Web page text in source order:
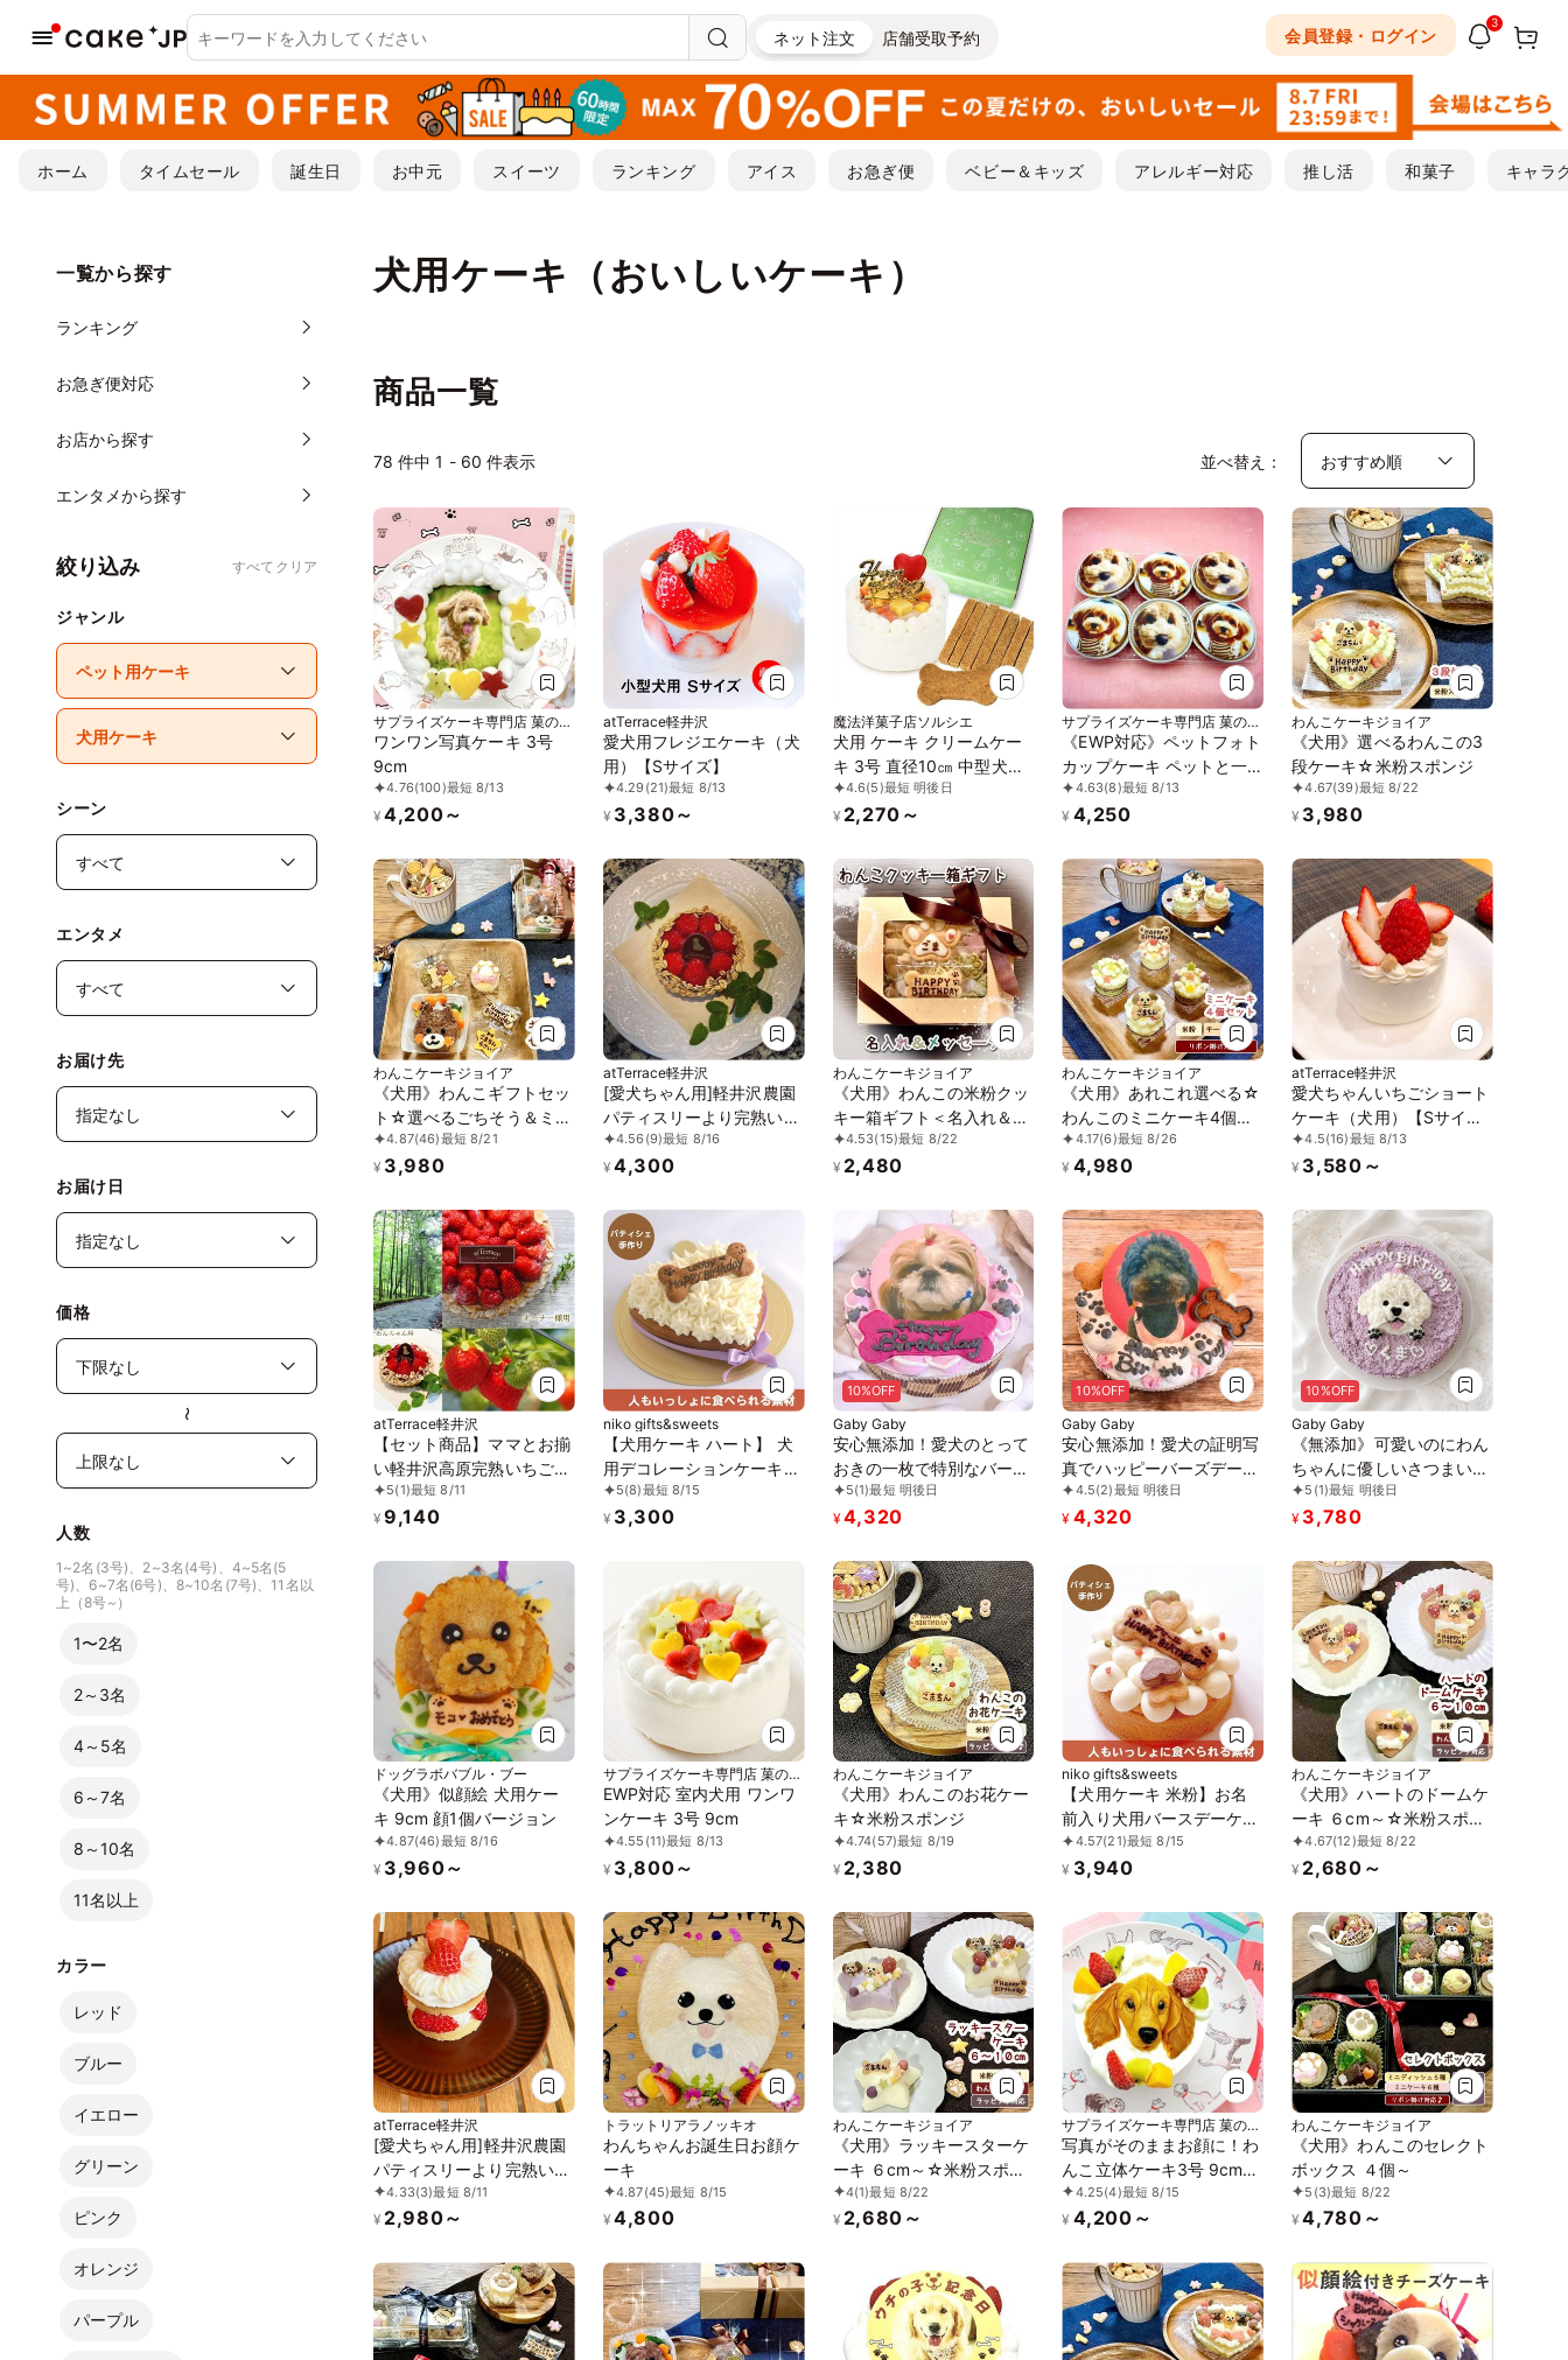
ネット注文 店舗受取予約 会員登録・ログイン
3
ホーム タイムセール 誕生日 お中元 スイーツ ランキング アイス お急ぎ便 ベビー＆キッズ アレルギー対応 推し活 和菓子 キャラ
犬用ケーキ（おいしいケーキ）
一覧から探す
ランキング
お急ぎ便対応
お店から探す
エンタメから探す
絞り込み すべてクリア
ジャンル
シーン
エンタメ
お届け先
お届け日
価格
〜
人数
1~2名(3号)、2~3名(4号)、4~5名(5
号)、6~7名(6号)、8~10名(7号)、11名以
上（8号~）
1〜2名
2～3名
4～5名
6～7名
8～10名
11名以上
カラー
レッド
ブルー
イエロー
グリーン
ピンク
オレンジ
パープル
商品一覧
78 件中 1 - 60 件表示 並べ替え：
サプライズケーキ専門店 菓の香
（かのか）
ワンワン写真ケーキ 3号
9cm
4.76(100)最短 8/13
¥ 4,200～
atTerrace軽井沢
愛犬用フレジエケーキ（犬
用）【Sサイズ】
4.29 (21)最短 8/13
¥ 3,380～
魔法洋菓子店ソルシエ
犬用 ケーキ クリームケー
キ 3号 直径10㎝ 中型犬用
270g ボーンクッキー付 【
バースデー 飾り付】
4.6(5)最短 明後日
¥ 2,270～
サプライズケーキ専門店 菓の香
（かのか）
《EWP対応》ペットフォト
カップケーキ ペットと一
緒に食べられる！ 6個入り
4.63(8)最短 8/13
¥ 4,250
わんこケーキジョイア
《犬用》選べるわんこの3
段ケーキ☆米粉スポンジ
4.67(39)最短 8/22
¥ 3,980
わんこケーキジョイア
《犬用》わんこギフトセッ
ト☆選べるごちそう＆ミニ
ケーキ
4.87(46)最短 8/21
¥ 3,980
atTerrace軽井沢
[愛犬ちゃん用]軽井沢農園
パティスリーより完熟いち
ごタルト
4.56 (9)最短 8/16
¥ 4,300
わんこケーキジョイア
《犬用》わんこの米粉クッ
キー箱ギフト＜名入れ＆メ
ッセージ＞
4.53(15)最短 8/22
¥ 2,480
わんこケーキジョイア
《犬用》あれこれ選べる☆
わんこのミニケーキ4個セ
ット
4.17(6)最短 8/26
¥ 4,980
atTerrace軽井沢
愛犬ちゃんいちごショート
ケーキ（犬用）【Sサイ
ズ】
4.5(16)最短 8/13
¥ 3,580～
atTerrace軽井沢
【セット商品】ママとお揃
い軽井沢高原完熟いちごタ
ルト（※送料込）
5(1)最短 8/11
¥ 9,140
niko gifts&sweets
【犬用ケーキ ハート】 犬
用デコレーションケーキ
(人間も食べられる犬の誕
生日ケーキ) 12cm×10cm
5(8)最短 8/15
¥ 3,300
10%OFF
Gaby Gaby
安心無添加！愛犬のとって
おきの一枚で特別なバース
デーケーキ-4号
5(1)最短 明後日
¥4,320
10%OFF
Gaby Gaby
安心無添加！愛犬の証明写
真でハッピーバーズデーケ
ーキ-4号
4.5(2)最短 明後日
¥ 4,320
10%OFF
Gaby Gaby
《無添加》可愛いのにわん
ちゃんに優しいさつまいも
ケーキ4号
5 (1)最短 明後日
¥ 3,780
ドッグラボバブル・ブー
《犬用》似顔絵 犬用ケー
キ 9cm 顔1個バージョン
4.87(46)最短 8/16
¥ 3,960～
サプライズケーキ専門店 菓の香
（かのか）
EWP対応 室内犬用 ワンワ
ンケーキ 3号 9cm
4.55 (11)最短 8/13
¥ 3,800～
わんこケーキジョイア
《犬用》わんこのお花ケー
キ☆米粉スポンジ
4.74(57)最短 8/19
¥ 2,380
niko gifts&sweets
【犬用ケーキ 米粉】お名
前入り犬用バースデーケー
キ 米粉スポンジ 12cm
4.57(21)最短 8/15
¥ 3,940
わんこケーキジョイア
《犬用》ハートのドームケ
ーキ ６cm～☆米粉スポン
ジ4.67(12)最短 8/22
¥ 2,680～
atTerrace軽井沢
[愛犬ちゃん用]軽井沢農園
パティスリーより完熟いち
ごのネイキッドケーキ（S
サイズ）
4.33(3)最短 8/11
¥ 2,980～
トラットリアラノッキオ
わんちゃんお誕生日お顔ケ
ーキ
4.87(45)最短 8/15
¥ 4,800
わんこケーキジョイア
《犬用》ラッキースターケ
ーキ ６cm～☆米粉スポン
ジ4(1)最短 8/22
¥ 2,680～
サプライズケーキ専門店 菓の香
（かのか）
写真がそのままお顔に！わ
んこ立体ケーキ3号 9cm室
内犬用
4.25(4)最短 8/15
¥ 4,200～
わんこケーキジョイア
《犬用》わんこのセレクト
ボックス ４個～
5 (3)最短 8/22
¥ 4,780～